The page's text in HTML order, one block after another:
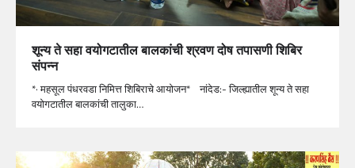
शून्य ते सहा वयोगटातील बालकांची श्रवण दोष तपासणी शिबिर
संपन्न
*· महसूल पंधरवडा निमित्त शिबिराचे आयोजन* नांदेड:- जिल्ह्यातील शून्य ते सहा
वयोगटातील बालकांची तालुका…